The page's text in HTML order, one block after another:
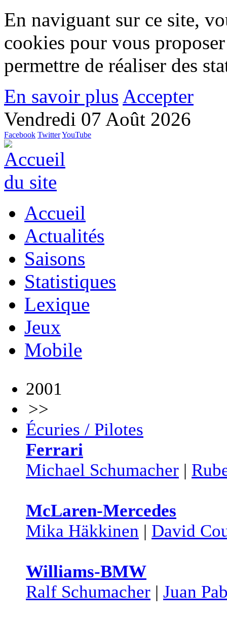
En naviguant sur ce site,
cookies pour vous
permettre de réaliser des
En savoir plus Accepter
Vendredi 07 Août 2026
Facebook TwitterYouTube
Accueil
Actualités
Saisons
Statistiques
Lexique
Jeux
Mobile
2001
>>
Écuries / Pilotes
Ferrari
Michael Schumacher |
McLaren-Mercedes
Mika Häkkinen | David
Williams-BMW
Ralf Schumacher | Juan